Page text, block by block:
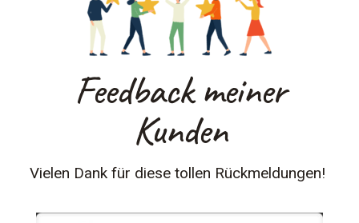
Feedback meiner
Kunden
Vielen Dank für diese tollen Rückmeldungen!